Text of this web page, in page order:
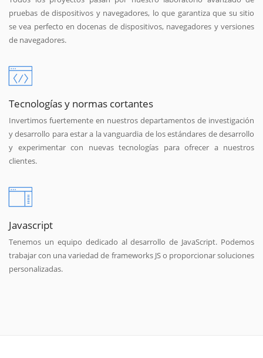
pruebas de dispositivos y navegadores, lo que garantiza que su sitio
se vea perfecto en docenas de dispositivos, navegadores y versiones
de navegadores.
Tecnologías y normas cortantes
Invertimos fuertemente en nuestros departamentos de investigación
y desarrollo para estar a la vanguardia de los estándares de desarrollo
y experimentar con nuevas tecnologías para ofrecer a nuestros
clientes.
Javascript
Tenemos un equipo dedicado al desarrollo de JavaScript. Podemos
trabajar con una variedad de frameworks JS o proporcionar soluciones
personalizadas.